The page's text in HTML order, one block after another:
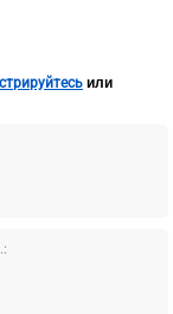
или